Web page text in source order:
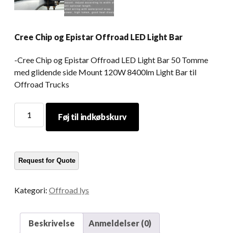
Cree Chip og Epistar Offroad LED Light Bar
-Cree Chip og Epistar Offroad LED Light Bar 50 Tomme
med glidende side Mount 120W 8400lm Light Bar til
Offroad Trucks
Chip
Offroad
LED
Bar
Føj til indkøbskurv
Kategori: Offroad lys
Beskrivelse Anmeldelser (0)